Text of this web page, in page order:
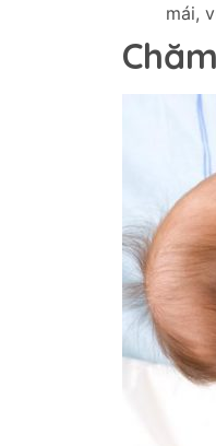
mái,